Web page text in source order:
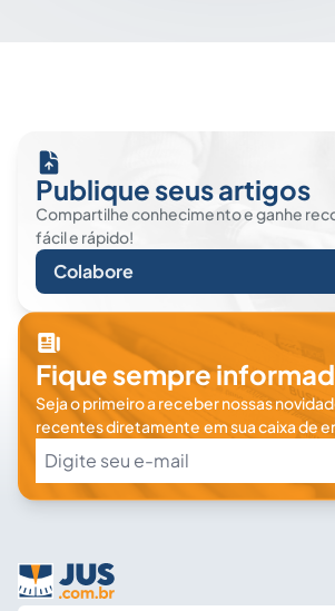
Publique seus artigos
Compartilhe conhecimento e ganhe
fácil e rápido!
Colabore
Fique sempre
Seja o primeiro a receber nossas
recentes diretamente em sua caixa de